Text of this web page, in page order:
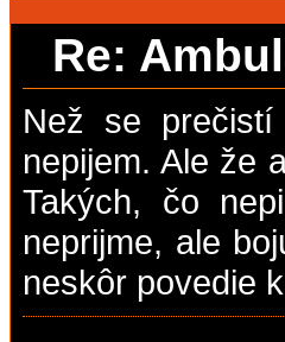
Re:
Než se
nepijem. Ale že
Takých, čo
neprijme, ale
neskôr povedie